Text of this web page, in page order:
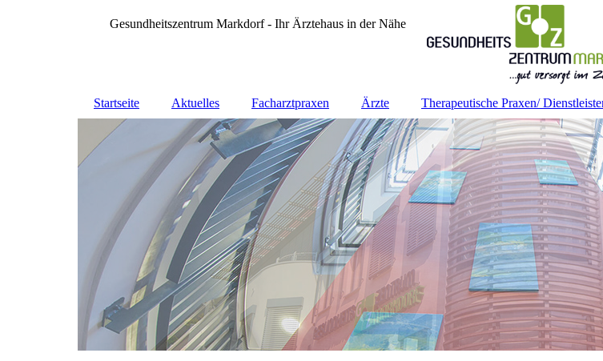
Gesundheitszentrum Markdorf - Ihr Ärztehaus in der Nähe
Startseite Aktuelles Facharztpraxen Ärzte Therapeutische Praxen/